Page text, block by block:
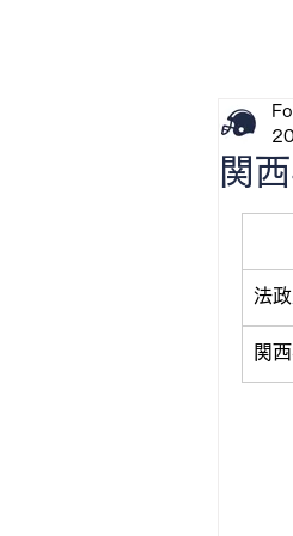
関
法
関